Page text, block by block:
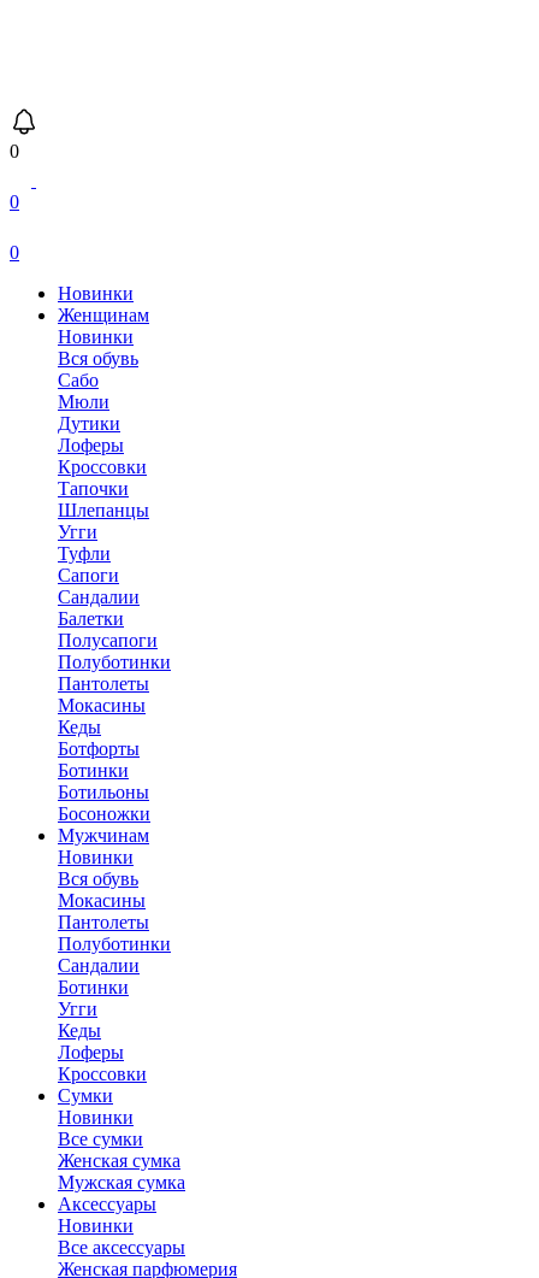
0
0
0
Новинки
Женщинам
Новинки
Вся обувь
Сабо
Мюли
Дутики
Лоферы
Кроссовки
Тапочки
Шлепанцы
Угги
Туфли
Сапоги
Сандалии
Балетки
Полусапоги
Полуботинки
Пантолеты
Мокасины
Кеды
Ботфорты
Ботинки
Ботильоны
Босоножки
Мужчинам
Новинки
Вся обувь
Мокасины
Пантолеты
Полуботинки
Сандалии
Ботинки
Угги
Кеды
Лоферы
Кроссовки
Сумки
Новинки
Все сумки
Женская сумка
Мужская сумка
Аксессуары
Новинки
Все аксессуары
Женская парфюмерия